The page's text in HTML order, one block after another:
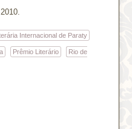
Internacional de Paraty
Prêmio Literário Rio de